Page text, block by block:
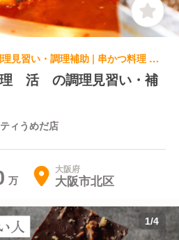
居酒屋, 串カツ・串揚げ | 調理見習い・調理補助 | 串かつ料理 活 ホワイティうめだ店
理 活 の調理見習い・補
ィうめだ店
大阪府
大阪市北区
1/4